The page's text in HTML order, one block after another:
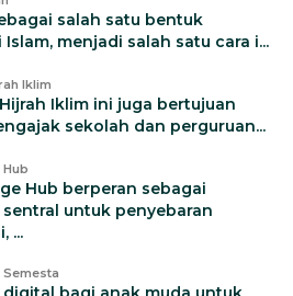
salah satu bentuk
menjadi salah satu cara i...
Iklim
Iklim ini juga bertujuan
sekolah dan perguruan...
Hub berperan sebagai
untuk penyebaran
...
Semesta